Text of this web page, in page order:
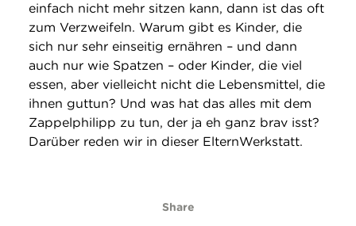
Suche
einfach nicht mehr sitzen kann, dann ist das oft
zum Verzweifeln. Warum gibt es Kinder, die
sich nur sehr einseitig ernähren – und dann
auch nur wie Spatzen – oder Kinder, die viel
essen, aber vielleicht nicht die Lebensmittel, die
ihnen guttun? Und was hat das alles mit dem
Zappelphilipp zu tun, der ja eh ganz brav isst?
Darüber reden wir in dieser ElternWerkstatt.
Share